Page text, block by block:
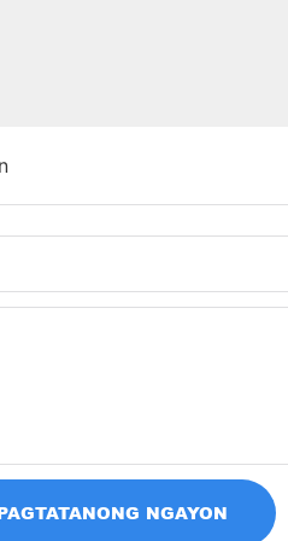
NGAYON